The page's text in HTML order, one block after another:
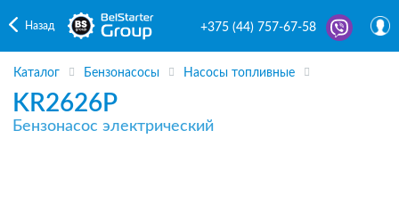
Назад +375 (44) 757-67-58
Каталог Бензонасосы Насосы топливные
KR2626P
Бензонасос электрический